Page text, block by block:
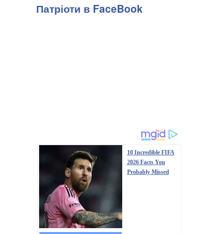
Патріоти в FaceBook
10 Incredible FIFA
2026 Facts You
Probably Missed